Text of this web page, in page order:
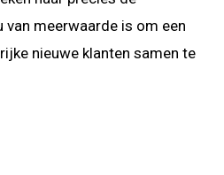
meerwaarde is om een
nieuwe klanten samen te